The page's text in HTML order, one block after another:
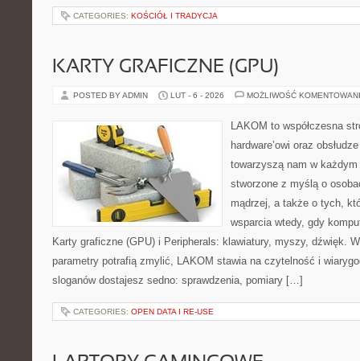
CATEGORIES: KOŚCIÓŁ I TRADYCJA
KARTY GRAFICZNE (GPU)
POSTED BY ADMIN LUT - 6 - 2026 MOŻLIWOŚĆ
LAKOM to współczesna
hardware’owi oraz
towarzyszą nam w
stworzone z myślą o
mądrzej, a także o tych,
wsparcia wtedy, gdy
Karty graficzne (GPU) i Peripherals: klawiatury, myszy, dźwięk.
parametry potrafią zmylić, LAKOM stawia na czytelność i
sloganów dostajesz sedno: sprawdzenia, pomiary […]
CATEGORIES: OPEN DATA I RE-USE